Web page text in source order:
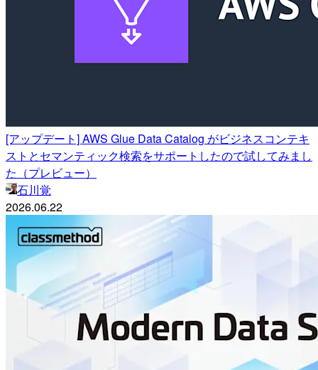
[アップデート] AWS Glue Data Catalog がビジネスコンテキ
ストとセマンティック検索をサポートしたので試してみまし
た（プレビュー）
石川覚
2026.06.22